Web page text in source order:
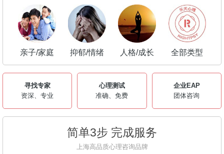
亲子/家庭 抑郁/情绪 人格/成长 全部类型
寻找专家
资深、专业
心理测试
准确、免费
企业EAP
团体咨询
简单3步 完成服务
上海高品质心理咨询品牌